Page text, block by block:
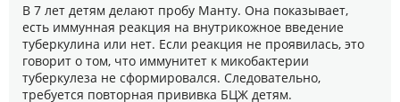
В 7 лет детям делают пробу Манту. Она показывает,
есть иммунная реакция на внутрикожное введение
туберкулина или нет. Если реакция не проявилась, это
говорит о том, что иммунитет к микобактерии
туберкулеза не сформировался. Следовательно,
требуется повторная прививка БЦЖ детям.